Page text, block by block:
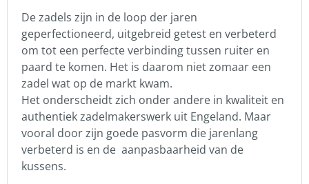
De zadels zijn in de loop der jaren
geperfectioneerd, uitgebreid getest en verbeterd
om tot een perfecte verbinding tussen ruiter en
paard te komen. Het is daarom niet zomaar een
zadel wat op de markt kwam.
Het onderscheidt zich onder andere in kwaliteit en
authentiek zadelmakerswerk uit Engeland. Maar
vooral door zijn goede pasvorm die jarenlang
verbeterd is en de aanpasbaarheid van de
kussens.